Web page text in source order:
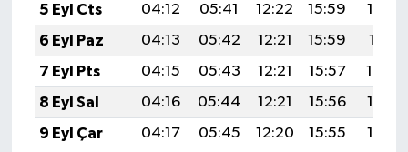
5 Eyl Cts
04:12 05:41 12:22 15:59
18:52
6 Eyl Paz
04:13 05:42 12:21 15:59
18:51
7 Eyl Pts
04:15 05:43 12:21 15:57
18:49
8 Eyl Sal
04:16 05:44 12:21 15:56
18:47
9 Eyl Çar
04:17 05:45 12:20 15:55 18:46